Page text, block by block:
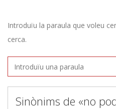
Introduïu la paraula que voleu
cerca.
Sinònims de «no